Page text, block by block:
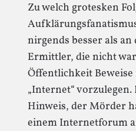
Zu welch grotesken
nirgends besser als an
Ermittler, die nicht
Öffentlichkeit
„Internet“ vorzulegen.
Hinweis, der Mörder
einem Internetforum